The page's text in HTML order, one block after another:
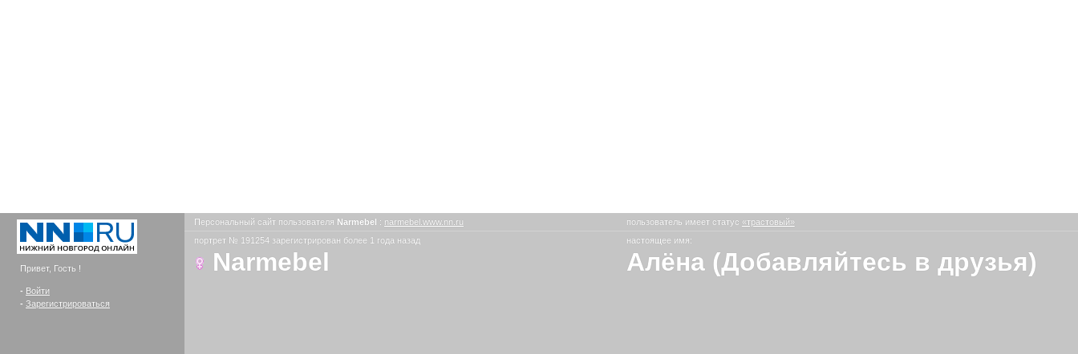
Привет, Гость !
- Войти
- Зарегистрироваться
Персональный сайт пользователя Narmebel : narmebel.www.nn.ru пользователь имеет статус «трастовый»
портрет № 191254 зарегистрирован более 1 года назад
Narmebel
настоящее имя:
Алёна (Добавляйтесь в друзья)